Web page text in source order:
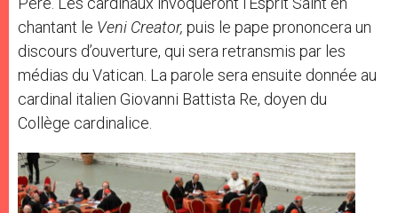
chantant le Veni Creator, puis le pape prononcera un
discours d’ouverture, qui sera retransmis par les
médias du Vatican. La parole sera ensuite donnée au
cardinal italien Giovanni Battista Re, doyen du
Collège cardinalice.